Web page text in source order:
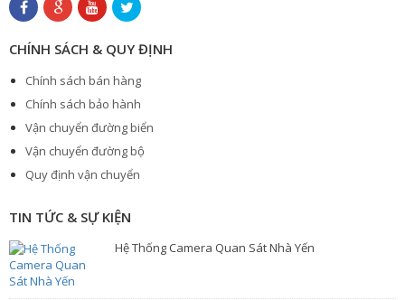
CHÍNH SÁCH & QUY ĐỊNH
Chính sách bán hàng
Chính sách bảo hành
Vận chuyển đường biển
Vận chuyển đường bộ
Quy định vận chuyển
TIN TỨC & SỰ KIỆN
Hệ Thống Camera Quan Sát Nhà Yến